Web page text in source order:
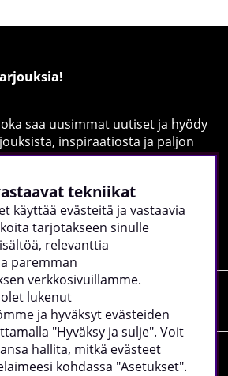
saa uusimmat uutiset ja hyödy
inspiraatiosta ja paljon
Rekisteröidy
tekniikat
käyttää evästeitä ja vastaavia
tarjotakseen sinulle
relevanttia
paremman
verkkosivuillamme.
lukenut
ja hyväksyt evästeiden
"Hyväksy ja sulje". Voit
hallita, mitkä evästeet
kohdassa "Asetukset".